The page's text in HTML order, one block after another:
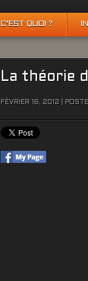
C’EST QUOI ?
La théorie
FÉVRIER 16, 2012 |